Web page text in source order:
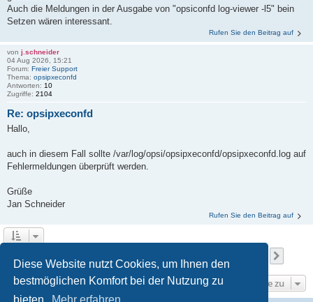
Diese Website nutzt Cookies, um Ihnen den
bestmöglichen Komfort bei der Nutzung zu
Auch die Meldungen in der Ausgabe von "opsiconfd log-viewer -l5" bein
Setzen wären interessant.
Rufen Sie den Beitrag auf
von j.schneider
04 Aug 2026, 15:21
Forum: Freier Support
Thema: opsipxeconfd
Antworten: 10
Zugriffe: 2104
Re: opsipxeconfd
Hallo,
auch in diesem Fall sollte /var/log/opsi/opsipxeconfd/opsipxeconfd.log auf
Fehlermeldungen überprüft werden.
Grüße
Jan Schneider
Rufen Sie den Beitrag auf
Gehe zu